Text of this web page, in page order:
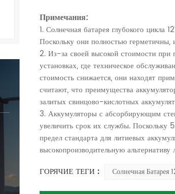
Примечания:
1. Солнечная батарея глубокого цикла
Поскольку они полностью герметичны,
2. Из-за своей высокой стоимости при
установках, где техническое
стоимость снижается, они находят
считают, что преимущества
залитых свинцово-кислотных
3. Аккумуляторы с абсорбирующим
увеличить срок их службы.
предел стандарта для литиевых
высокопроизводительную
ГОРЯЧИЕ ТЕГИ :
Солнечная Батарея